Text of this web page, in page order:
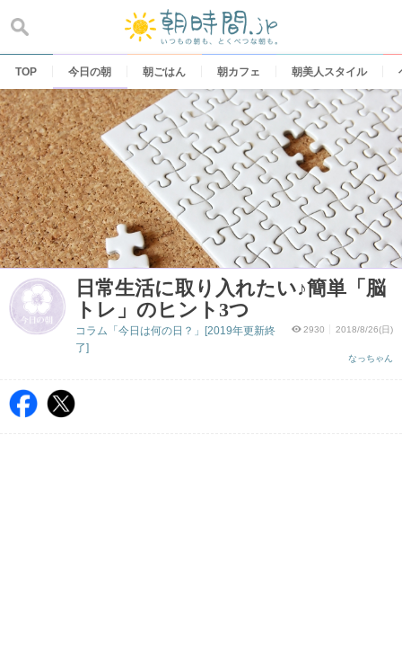
content
TOP 今日の朝 朝ごはん 朝カフェ 朝美人スタイル
日常生活に取り入れたい♪簡単「脳
トレ」のヒント3つ
2930 2018/8/26(日)
なっちゃん
コラム「今日は何の日？」[2019年更新終
了]